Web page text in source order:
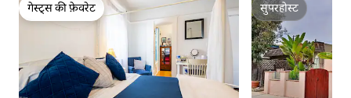
गेस्ट्स की फ़ेवरेट
गेस्ट्स की फ़ेवरेट
सुपरहोस्ट
सुपरहोस्ट